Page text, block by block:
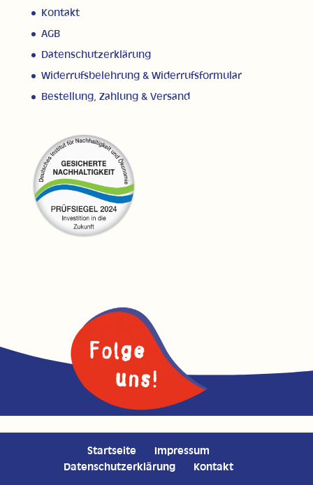
Kontakt
AGB
Datenschutzerklärung
Widerrufsbelehrung & Widerrufsformular
Bestellung, Zahlung & Versand
Startseite
Impressum
Datenschutzerklärung
Kontakt